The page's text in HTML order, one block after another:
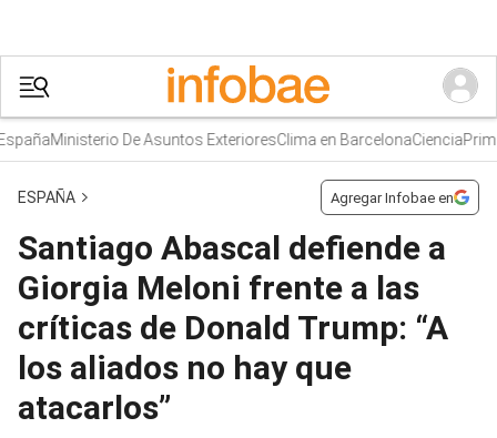
Ministerio De Asuntos ExterioresClima en BarcelonaCiencia
ESPAÑA Agregar Infobae en
Santiago Abascal defiende a
Giorgia Meloni frente a las
críticas de Donald Trump: “A
los aliados no hay que
atacarlos”